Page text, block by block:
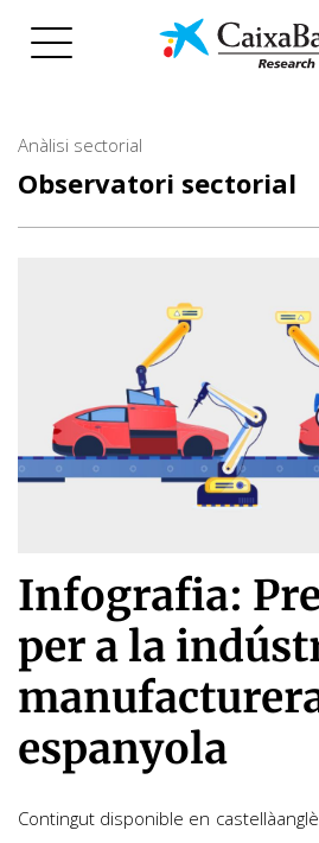
Anàlisi sectorial
Observatori sectorial
Infografia:
per a la
espanyola
Contingut disponible en castellà